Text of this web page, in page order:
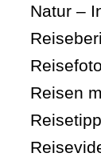
Natur –
Reisen